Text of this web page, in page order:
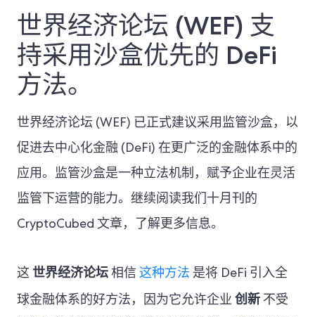
世界经济论坛 (WEF) 支
持采用沙盒优先的 DeFi
方法。
世界经济论坛 (WEF) 已正式建议采用监管沙盒，以
促进去中心化金融 (DeFi) 在更广泛的金融体系中的
应用。监管沙盒是一种立法机制，赋予企业在灵活
监管下运营的能力。继续阅读我们十月刊的
CryptoCubed 文章，了解更多信息。
这 世界经济论坛 相信 这种方法 是将 DeFi 引入全
球金融体系的好方法，因为它允许企业 创新 不受